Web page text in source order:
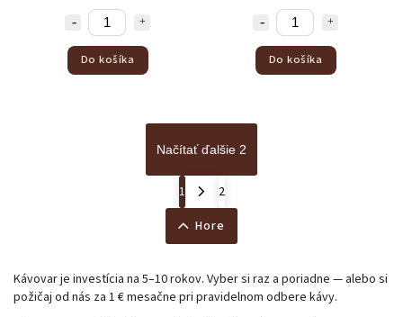
Do košíka Do košíka
Načítať ďalšie 2
1
2
Hore
Kávovar je investícia na 5–10 rokov. Vyber si raz a poriadne — alebo si
požičaj od nás za 1 € mesačne pri pravidelnom odbere kávy.